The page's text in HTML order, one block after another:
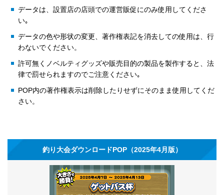
データは、設置店の店頭での運営販促にのみ使用してくださ
い｡
データの色や形状の変更、著作権表記を消去しての使用は、行
わないでください。
許可無くノベルティグッズや販売目的の製品を製作すると、法
律で罰せられますのでご注意ください｡
POP内の著作権表示は削除したりせずにそのまま使用してくだ
さい。
釣り大会ダウンロードPOP（2025年4月版）